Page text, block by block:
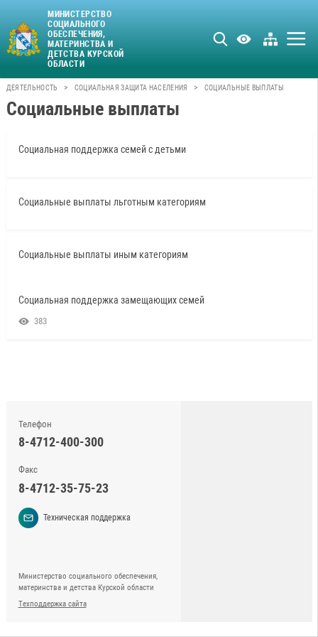
МИНИСТЕРСТВО
СОЦИАЛЬНОГО
ОБЕСПЕЧЕНИЯ,
МАТЕРИНСТВА И
ДЕТСТВА КУРСКОЙ
ОБЛАСТИ
ДЕЯТЕЛЬНОСТЬ > СОЦИАЛЬНАЯ ЗАЩИТА НАСЕЛЕНИЯ > СОЦИАЛЬНЫЕ ВЫПЛАТЫ
Социальные выплаты
Социальная поддержка семей с детьми
Социальные выплаты льготным категориям
Социальные выплаты иным категориям
Социальная поддержка замещающих семей
383
Телефон
8-4712-400-300
Факс
8-4712-35-75-23
Техническая поддержка
Министерство социального обеспечения,
материнства и детства Курской области
Техподдержка сайта